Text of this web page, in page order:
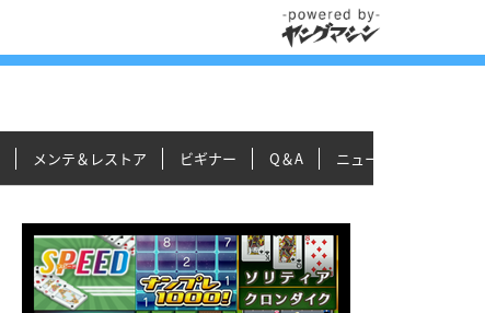
メンテ＆レストア ビギナー Q＆A ニュース＆トピックス